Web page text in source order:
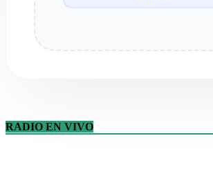
RADIO EN VIVO